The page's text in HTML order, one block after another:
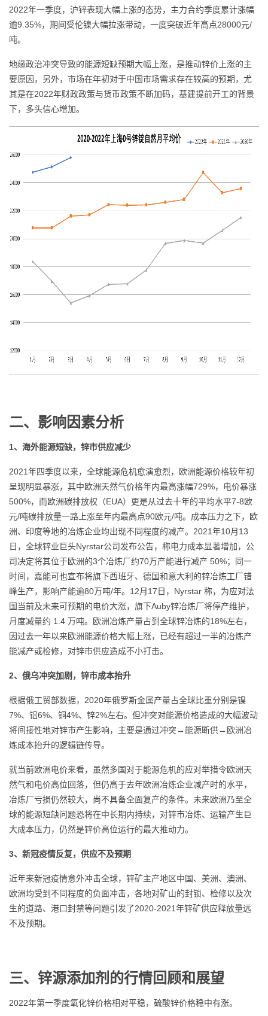
2022年一季度，沪锌表现大幅上涨的态势，主力合约季度累计涨幅
逾9.35%，期间受伦镍大幅拉涨带动，一度突破近年高点28000元/
吨。
地缘政治冲突导致的能源短缺预期大幅上涨，是推动锌价上涨的主
要原因，另外，市场在年初对于中国市场需求存在较高的预期，尤
其是在2022年财政政策与货币政策不断加码，基建提前开工的背景
下，多头信心增加。
二、影响因素分析
1、海外能源短缺，锌市供应减少
2021年四季度以来，全球能源危机愈演愈烈，欧洲能源价格较年初
呈现明显暴涨，其中欧洲天然气价格年内最高涨幅729%，电价暴涨
500%，而欧洲碳排放权（EUA）更是从过去十年的平均水平7-8欧
元/吨碳排放量一路上涨至年内最高点90欧元/吨。成本压力之下，欧
洲、印度等地的冶炼企业均出现不同程度的减产。2021年10月13
日，全球锌业巨头Nyrstar公司发布公告，称电力成本显著增加，公
司决定将其位于欧洲的3个冶炼厂约70万产能进行减产 50%；同一
时间，嘉能可也宣布将旗下西班牙、德国和意大利的锌冶炼工厂错
峰生产，影响产能逾80万吨/年。12月17日，Nyrstar 称，为应对法
国当前及未来可预期的电价大涨，旗下Auby锌冶炼厂将停产维护，
月度减量约 1.4 万吨。欧洲冶炼产量占到全球锌冶炼的18%左右，
因过去一年以来欧洲能源价格大幅上涨，已经有超过一半的冶炼产
能减产或检修，对锌市供应造成不小打击。
2、俄乌冲突加剧，锌市成本抬升
根据俄工贸部数据，2020年俄罗斯金属产量占全球比重分别是镍
7%、铝6%、铜4%、锌2%左右。但冲突对能源价格造成的大幅波动
将间接性地对锌市产生影响，主要是通过冲突→能源断供→欧洲冶
炼成本抬升的逻辑链传导。
就当前欧洲电价来看，虽然多国对于能源危机的应对举措令欧洲天
然气和电价高位回落，但仍高于去年欧洲冶炼企业减产时的水平，
冶炼厂亏损仍然较大，尚不具备全面复产的条件。未来欧洲乃至全
球的能源短缺问题恐将在中长期内持续，对锌市冶炼、运输产生巨
大成本压力，仍然是锌价高位运行的最大推动力。
3、新冠疫情反复，供应不及预期
近年来新冠疫情意外冲击全球，锌矿主产地区中国、美洲、澳洲、
欧洲均受到不同程度的负面冲击，各地对矿山的封锁、检修以及次
生的道路、港口封禁等问题引发了2020-2021年锌矿供应释放量远
不及预期。
三、锌源添加剂的行情回顾和展望
2022年第一季度氧化锌价格相对平稳，硫酸锌价格稳中有涨。